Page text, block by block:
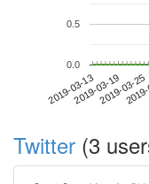
2019-03-132019-03-192019-03-25
0.0
0.5
Twitter (3